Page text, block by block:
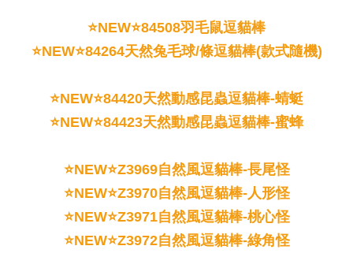
⭐NEW⭐84508羽毛鼠逗貓棒
⭐NEW⭐84264天然兔毛球/條逗貓棒(款式隨機)
⭐NEW⭐84420天然動感昆蟲逗貓棒-蜻蜓
⭐NEW⭐84423天然動感昆蟲逗貓棒-蜜蜂
⭐NEW⭐Z3969自然風逗貓棒-長尾怪
⭐NEW⭐Z3970自然風逗貓棒-人形怪
⭐NEW⭐Z3971自然風逗貓棒-桃心怪
⭐NEW⭐Z3972自然風逗貓棒-綠角怪